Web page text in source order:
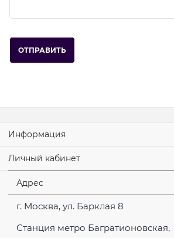
Информация
Личный кабинет
Адрес
г. Москва, ул. Барклая 8
Станция метро Багратионовская,